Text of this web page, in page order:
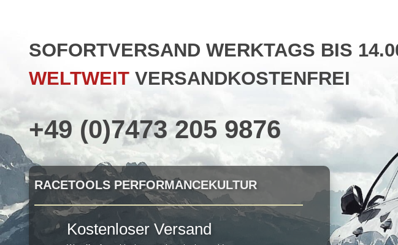
SOFORTVERSAND WERKTAGS BIS
WELTWEIT VERSANDKOSTENFREI
+49 (0)7473 205 9876
RACETOOLS PERFORMANCEKULTUR
Kostenloser Versand